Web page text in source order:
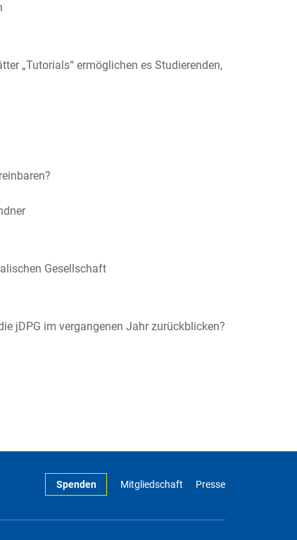
„Tutorials“ ermöglichen es Studierenden,
Gesellschaft
jDPG im vergangenen Jahr zurückblicken?
Spenden Mitgliedschaft Presse